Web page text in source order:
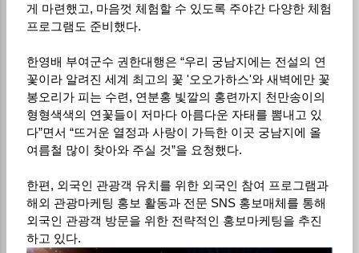
게 마련했고, 마음껏 체험할 수 있도록 주야간 다양한 체험
프로그램도 준비했다.
한영배 부여군수 권한대행은 “우리 궁남지에는 전설의 연
꽃이라 알려진 세계 최고의 꽃 '오오가하스'와 새벽에만 꽃
봉오리가 피는 수련, 연분홍 빛깔의 홍련까지 천만송이의
형형색색의 연꽃들이 저마다 아름다운 자태를 뽐내고 있
다”면서 “뜨거운 열정과 사랑이 가득한 이곳 궁남지에 올
여름철 많이 찾아와 주실 것”을 요청했다.
한편, 외국인 관광객 유치를 위한 외국인 참여 프로그램과
해외 관광마케팅 홍보 활동과 전문 SNS 홍보매체를 통해
외국인 관광객 방문을 위한 전략적인 홍보마케팅을 추진
하고 있다.